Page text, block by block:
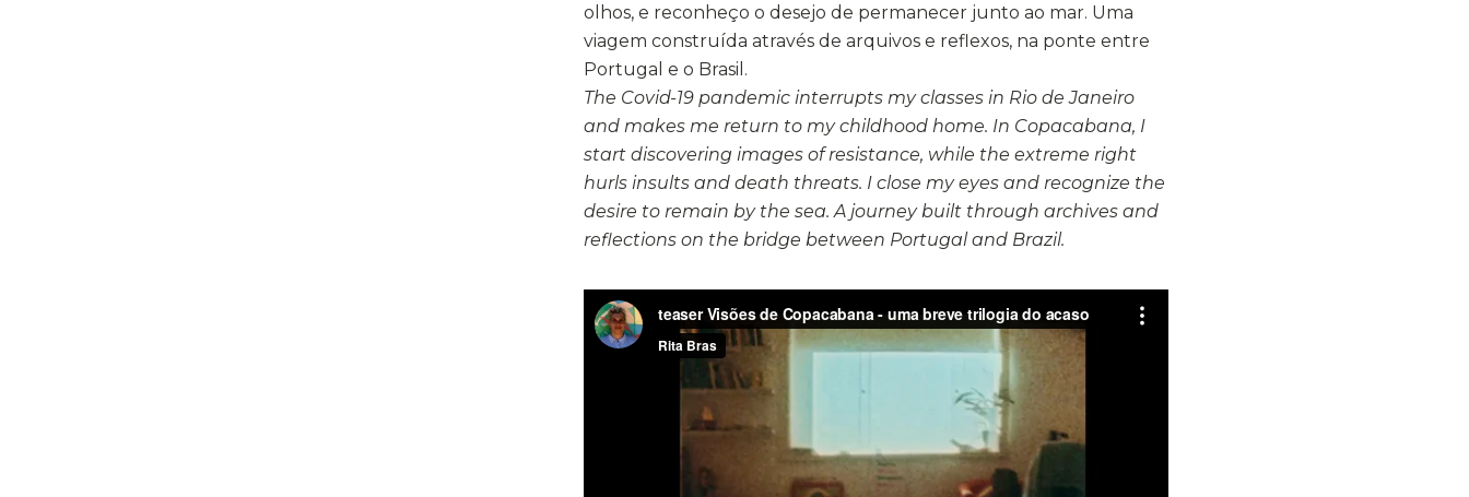
olhos, e reconheço o desejo de permanecer junto ao mar. Uma
viagem construída através de arquivos e reflexos, na ponte entre
Portugal e o Brasil.
The Covid-19 pandemic interrupts my classes in Rio de Janeiro
and makes me return to my childhood home. In Copacabana, I
start discovering images of resistance, while the extreme right
hurls insults and death threats. I close my eyes and recognize the
desire to remain by the sea. A journey built through archives and
reflections on the bridge between Portugal and Brazil.